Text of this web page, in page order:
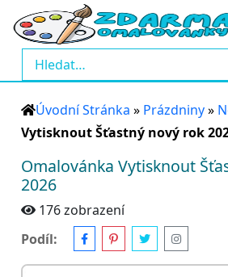
Úvodní Stránka » Prázdniny»
Vytisknout Šťastný nový rok
Omalovánka Vytisknout
2026
176 zobrazení
Podíl: